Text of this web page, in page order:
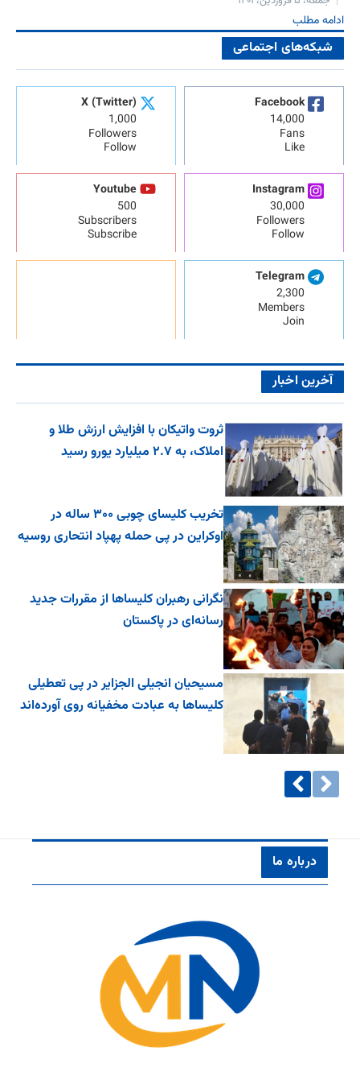
ادامه مطلب
شبکه‌های اجتماعی
Facebook
14,000
Fans
Like
X (Twitter)
1,000
Followers
Follow
Instagram
30,000
Followers
Follow
Youtube
500
Subscribers
Subscribe
Telegram
2,300
Members
Join
آخرین اخبار
ثروت واتیکان با افزایش ارزش طلا و
املاک، به ۲.۷ میلیارد یورو رسید
تخریب کلیسای چوبی ۳۰۰ ساله در
اوکراین در پی حمله پهپاد انتحاری روسیه
نگرانی رهبران کلیساها از مقررات جدید
رسانه‌ای در پاکستان
مسیحیان انجیلی الجزایر در پی تعطیلی
کلیساها به عبادت مخفیانه روی آورده‌اند
درباره ما